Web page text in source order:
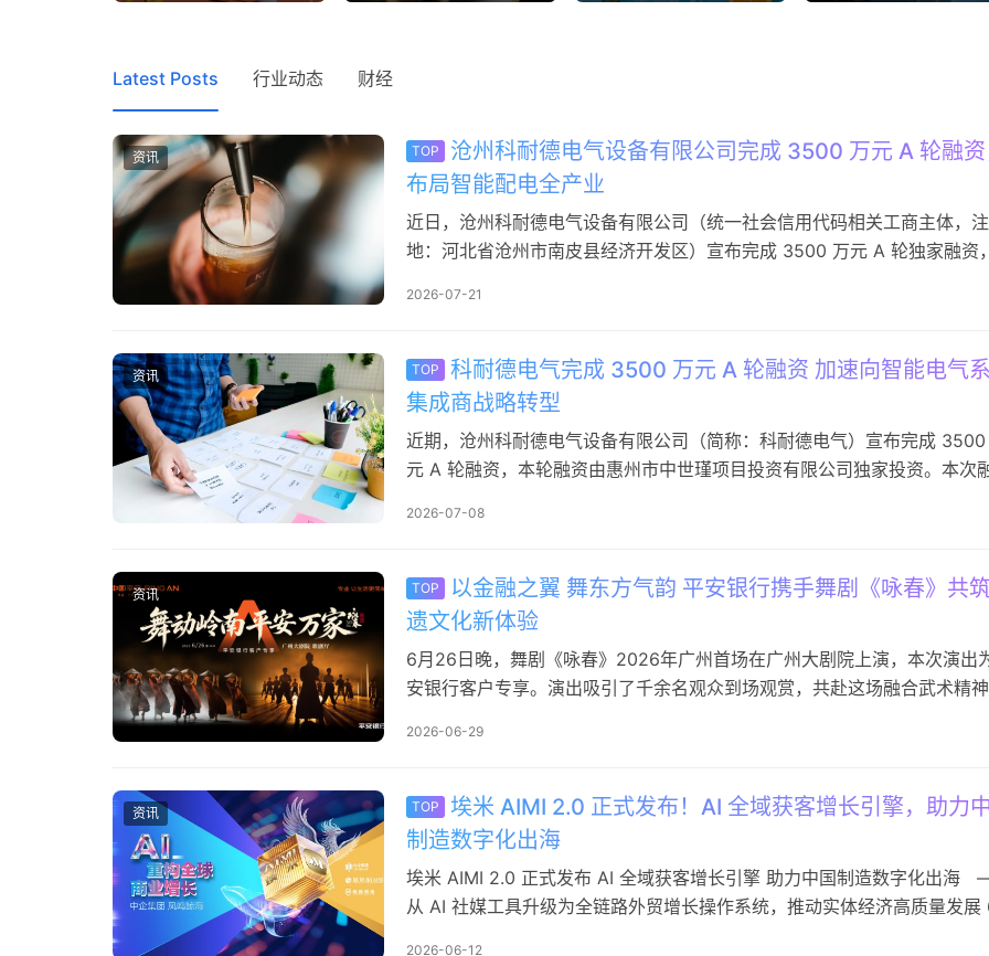
Latest Posts 行业动态 财经
资讯 TOP
沧州科耐德电气设备有限公司完成 3500 万元 A 轮融资
布局智能配电全产业
近日，沧州科耐德电气设备有限公司（统一社会信用代码相关工商主体，
地：河北省沧州市南皮县经济开发区）宣布完成 3500 万元 A 轮独家融资
智能产线升级、国内外市场拓展及电力运维服务体系搭建。 工商信息显示
2026-07-21
资讯 TOP
科耐德电气完成 3500 万元 A 轮融资 加速向智能电气
集成商战略转型
近期，沧州科耐德电气设备有限公司（简称：科耐德电气）宣布完成 3500
元 A 轮融资，本轮融资由惠州市中世瑾项目投资有限公司独家投资。本次
助力公司加快从通用电气设备制造商向智能电气解决方案集成商转型，夯
册…
2026-07-08
资讯 TOP
以金融之翼 舞东方气韵 平安银行携手舞剧《咏春》共
遗文化新体验
6月26日晚，舞剧《咏春》2026年广州首场在广州大剧院上演，本次演出
安银行客户专享。演出吸引了千余名观众到场观赏，共赴这场融合武术精神
维对话，更是平安银行践行国家文化自信战略、助力中华优秀传统文化创
于将…
2026-06-29
资讯 TOP
埃米 AIMI 2.0 正式发布！AI 全域获客增长引擎，助力
制造数字化出海
埃米 AIMI 2.0 正式发布 AI 全域获客增长引擎 助力中国制造数字化出
从 AI 社媒工具升级为全链路外贸增长操作系统，推动实体经济高质量发展
2026-06-12